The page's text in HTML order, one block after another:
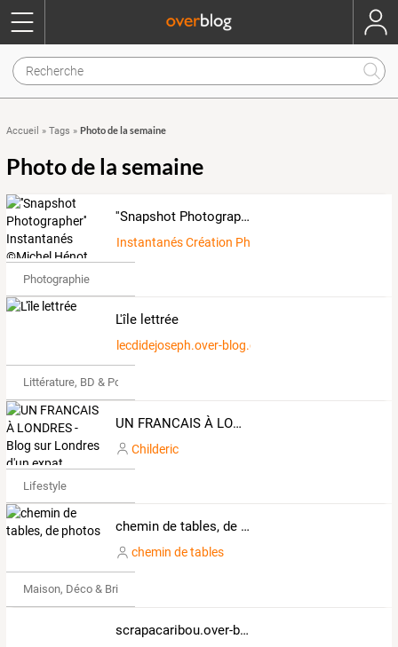
Accueil » Tags » Photo de la semaine
Photo de la semaine
''Snapshot Photographer'' Instantanés ©Michel Hénot 86 F
Instantanés Création Photographique
Photographie
L'île lettrée
lecdidejoseph.over-blog.com
Littérature, BD & Poésie
UN FRANCAIS À LONDRES - Blog sur Londres d'un expat français qui partage ses bons plans, coup de coeur, photos, vidéos et anecdotes!
Childeric
Lifestyle
chemin de tables, de photos
chemin de tables
Maison, Déco & Bricolage
scrapacaribou.over-blog.com